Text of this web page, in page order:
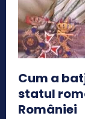
Cum a
statul
României